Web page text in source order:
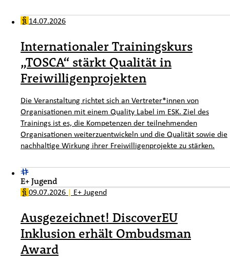
14.07.2026
Internationaler Trainingskurs
„TOSCA“ stärkt Qualität in
Freiwilligenprojekten
Die Veranstaltung richtet sich an Vertreter*innen von
Organisationen mit einem Quality Label im ESK. Ziel des
Trainings ist es, die Kompetenzen der teilnehmenden
Organisationen weiterzuentwickeln und die Qualität sowie die
nachhaltige Wirkung ihrer Freiwilligenprojekte zu stärken.
E+ Jugend
09.07.2026 | E+ Jugend
Ausgezeichnet! DiscoverEU
Inklusion erhält Ombudsman
Award